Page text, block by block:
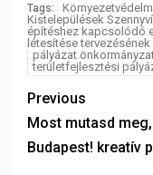
Tags:
Kistelepülések
építéshez kapcsolódó
létesítése
pályázat
területfejlesztési
Previous
Most mutasd meg,
Budapest! kreatív